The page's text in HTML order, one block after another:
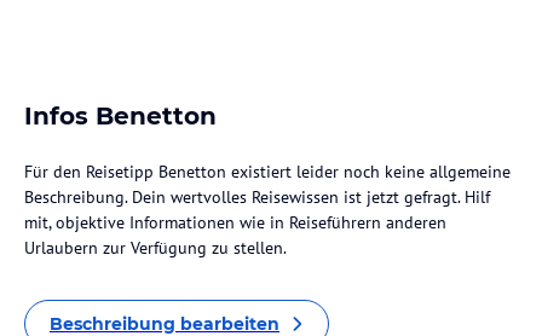
Infos Benetton
Für den Reisetipp Benetton existiert leider noch keine allgemeine
Beschreibung. Dein wertvolles Reisewissen ist jetzt gefragt. Hilf
mit, objektive Informationen wie in Reiseführern anderen
Urlaubern zur Verfügung zu stellen.
Beschreibung bearbeiten